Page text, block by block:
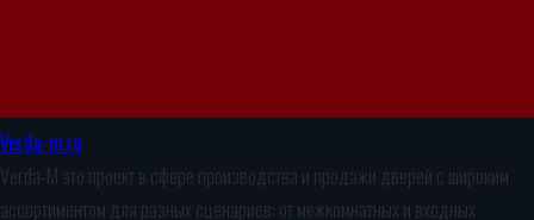
Verda-m.ru
Verda-M это проект в сфере производства и продажи дверей с широким
ассортиментом для разных сценариев: от межкомнатных и входных